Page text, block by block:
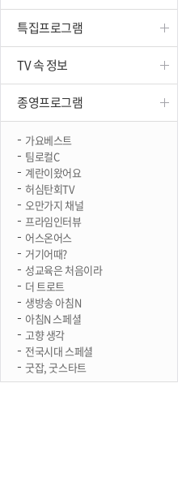
특집프로그램
TV 속 정보
종영프로그램
가요베스트
팀로컬C
계란이왔어요
허심탄회TV
오만가지 채널
프라임인터뷰
어스온어스
거기어때?
성교육은 처음이라
더 트로트
생방송 아침N
아침N 스페셜
고향 생각
전국시대 스페셜
굿잡, 굿스타트